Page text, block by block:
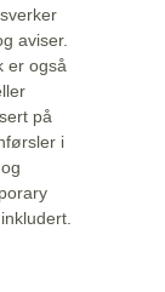
aviser.
er også
på
i